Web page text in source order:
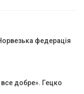
федерація
добре». Гецко